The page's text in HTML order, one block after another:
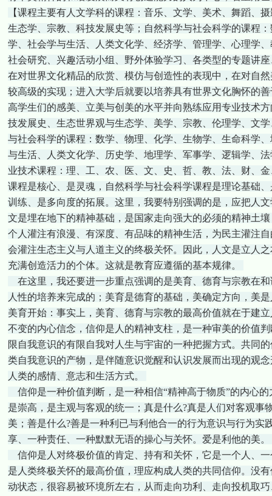
【课程主要有人文学科的课程：音乐、文学、美术、舞蹈、
生态学、宗教、科技发展史等；自然科学与社会科学的课程
学、社会学与生活、人类文化学、经济学、管理学、心理学
社会研究、兴趣活动小组、野外体验学习、各类型的专题讲
在对世界文化精品的欣赏、模仿与创造性的表现中，在对自
较高级的实现；进入大学后就要以培养具有世界文化胸怀的
高学生们的感美、立美与创美的水平并向熟练应用专业技术
技发展史、生态世界观与生态学、美学、宗教、伦理学、文
与社会科学的课程：数学、物理、化学、生物学、生命科学
与生活、人类文化学、历史学、地理学、军事学、逻辑学、
业技术课程：理、工、农、医、文、史、哲、教、法、财、
课程是核心、是灵魂，自然科学与社会科学课程是理论基础
训练、是多向度的拓展。这里，我要特别强调的是，应把人
文是埋在地下的精神基础，是国家走向强大的必须的精神土
个人灌注有浪漫、有深度、有品味的精神生活，为民主灌注
会灌注生态主义与人道主义的终极关怀。因此，人文是立人
充满创造活力的个体。这就是教育应遵循的基本规律。
在这里，我还要进一步重点强调的是美育、德育与宗教在
人性的培养来完成的；美育是德育的基础，美确定方向，美
美育开始：事实上，美育、德育与宗教的最高价值就在于建
不变的内心信念，信仰是人的精神支柱，是一种审美的价值
限自我意识的有限自我对人生与宇宙的一种把握方式。共同
类自我意识的产物，是伴随意识觉醒和认识发展而出现的观
人类的感情、意志和生活方式。
信仰是一种价值判断，是一种相信“精神高于物质”的内心
是崇高，是主观与客观的统一；真是什么?真是人们对客观
美；善是什么?善是一种利已与利他合一的行为意识与行为
享、一种责任、一种默默无语的操心与关怀。爱是利他的美。
信仰是人对终极价值的肯定、持有和关怀，它是一个人、
是人类终极关怀的最高价值，理应构成人类的共同信仰。没
动状态，很容易被环境所左右，从而走向功利、走向投机取